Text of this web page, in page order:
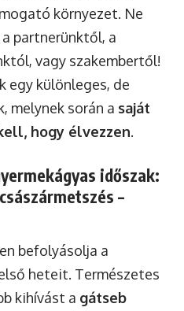
környezet. Ne
partnerünktől, a
vagy szakembertől!
egy különleges, de
melynek során a saját
hogy élvezzen.
időszak:
–
befolyásolja a
heteit. Természetes
kihívást a gátseb